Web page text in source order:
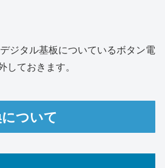
ジタル基板についているボタン電
ておきます。
ついて